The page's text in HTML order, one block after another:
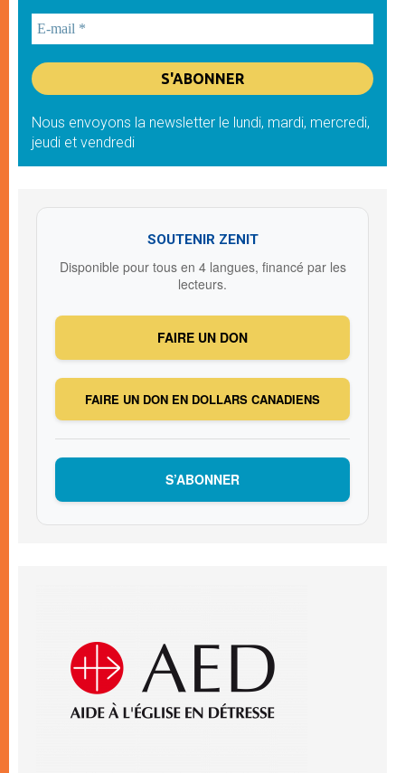
Nous envoyons la newsletter le lundi, mardi, mercredi,
jeudi et vendredi
SOUTENIR ZENIT
Disponible pour tous en 4 langues, financé par les
lecteurs.
FAIRE UN DON
FAIRE UN DON EN DOLLARS CANADIENS
S’ABONNER